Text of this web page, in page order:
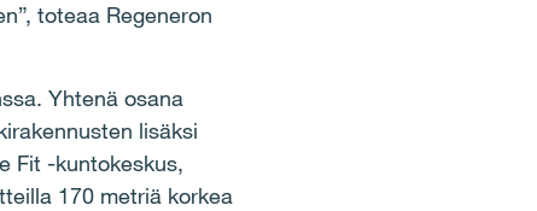
toteaa Regeneron
Yhtenä osana
lisäksi
Fit -kuntokeskus,
170 metriä korkea